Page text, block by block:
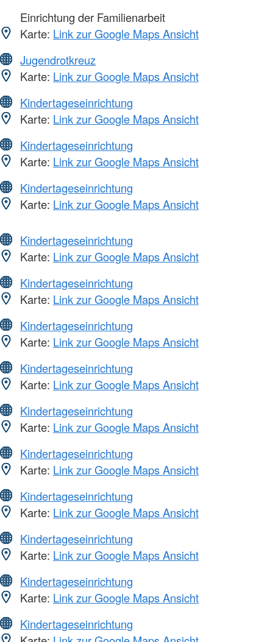
Einrichtung der Familienarbeit
Karte: Link zur Google Maps Ansicht
Jugendrotkreuz
Karte: Link zur Google Maps Ansicht
Kindertageseinrichtung
Karte: Link zur Google Maps Ansicht
Kindertageseinrichtung
Karte: Link zur Google Maps Ansicht
Kindertageseinrichtung
Karte: Link zur Google Maps Ansicht
Kindertageseinrichtung
Karte: Link zur Google Maps Ansicht
Kindertageseinrichtung
Karte: Link zur Google Maps Ansicht
Kindertageseinrichtung
Karte: Link zur Google Maps Ansicht
Kindertageseinrichtung
Karte: Link zur Google Maps Ansicht
Kindertageseinrichtung
Karte: Link zur Google Maps Ansicht
Kindertageseinrichtung
Karte: Link zur Google Maps Ansicht
Kindertageseinrichtung
Karte: Link zur Google Maps Ansicht
Kindertageseinrichtung
Karte: Link zur Google Maps Ansicht
Kindertageseinrichtung
Karte: Link zur Google Maps Ansicht
Kindertageseinrichtung